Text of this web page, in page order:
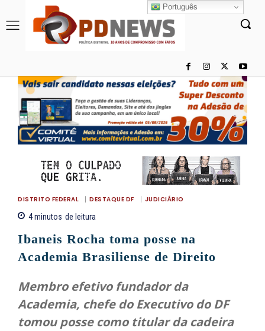
DISTRITO FEDERAL DESTAQUE DF JUDICIÁRIO
4minutos de leitura
Ibaneis Rocha toma posse na
Academia Brasiliense de Direito
Membro efetivo fundador da
Academia, chefe do Executivo do DF
tomou posse como titular da cadeira
Português